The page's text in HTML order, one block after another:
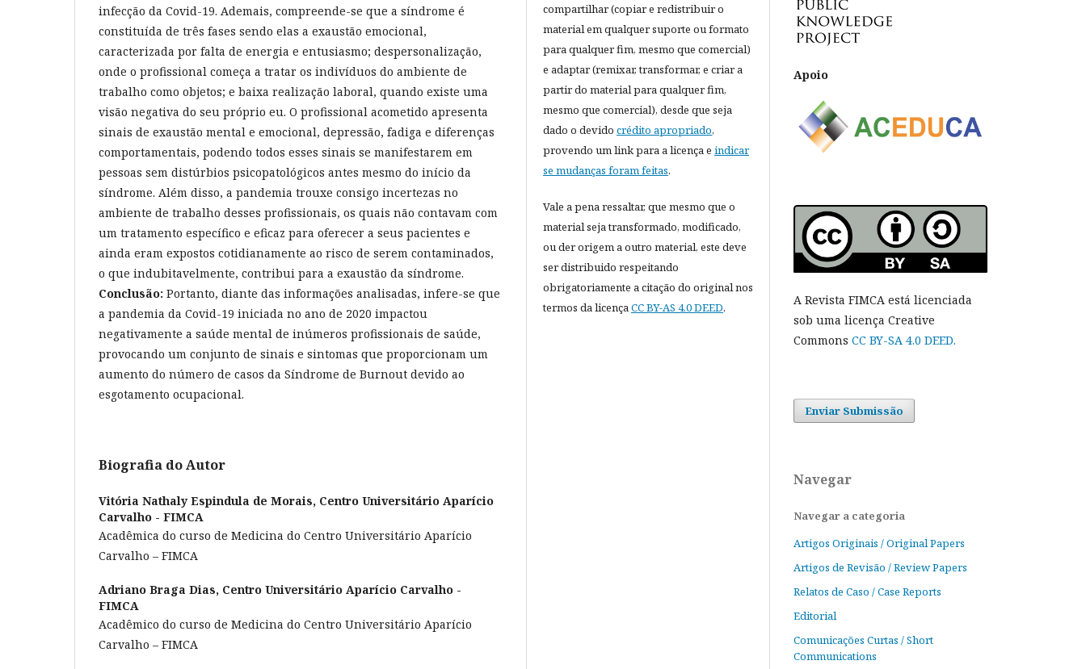
infecção da Covid-19. Ademais, compreende-se que a síndrome é
constituída de três fases sendo elas a exaustão emocional,
caracterizada por falta de energia e entusiasmo; despersonalização,
onde o profissional começa a tratar os indivíduos do ambiente de
trabalho como objetos; e baixa realização laboral, quando existe uma
visão negativa do seu próprio eu. O profissional acometido apresenta
sinais de exaustão mental e emocional, depressão, fadiga e diferenças
comportamentais, podendo todos esses sinais se manifestarem em
pessoas sem distúrbios psicopatológicos antes mesmo do início da
síndrome. Além disso, a pandemia trouxe consigo incertezas no
ambiente de trabalho desses profissionais, os quais não contavam com
um tratamento específico e eficaz para oferecer a seus pacientes e
ainda eram expostos cotidianamente ao risco de serem contaminados,
o que indubitavelmente, contribui para a exaustão da síndrome.
Conclusão: Portanto, diante das informações analisadas, infere-se que
a pandemia da Covid-19 iniciada no ano de 2020 impactou
negativamente a saúde mental de inúmeros profissionais de saúde,
provocando um conjunto de sinais e sintomas que proporcionam um
aumento do número de casos da Síndrome de Burnout devido ao
esgotamento ocupacional.
Biografia do Autor
Vitória Nathaly Espindula de Morais, Centro Universitário Aparício
Carvalho - FIMCA
Acadêmica do curso de Medicina do Centro Universitário Aparício
Carvalho – FIMCA
Adriano Braga Dias, Centro Universitário Aparício Carvalho -
FIMCA
Acadêmico do curso de Medicina do Centro Universitário Aparício
Carvalho – FIMCA
compartilhar (copiar e redistribuir o
material em qualquer suporte ou formato
para qualquer fim, mesmo que comercial)
e adaptar (remixar, transformar, e criar a
partir do material para qualquer fim,
mesmo que comercial), desde que seja
dado o devido crédito apropriado,
provendo um link para a licença e indicar
se mudanças foram feitas.
Vale a pena ressaltar, que mesmo que o
material seja transformado, modificado,
ou der origem a outro material, este deve
ser distribuido respeitando
obrigatoriamente a citação do original nos
termos da licença CC BY-AS 4.0 DEED.
Apoio
A Revista FIMCA está licenciada
sob uma licença Creative
Commons CC BY-SA 4.0 DEED.
Enviar Submissão
Navegar
Navegar a categoria
Artigos Originais / Original Papers
Artigos de Revisão / Review Papers
Relatos de Caso / Case Reports
Editorial
Comunicações Curtas / Short
Communications